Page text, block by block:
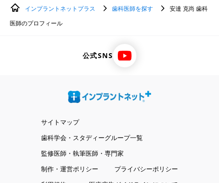
インプラントネットプラス 歯科医師を探す
安達 克尚 歯科
医師のプロフィール
公式SNS
サイトマップ
歯科学会・スタディーグループ一覧
監修医師・執筆医師・専門家
制作・運営ポリシー
プライバシーポリシー